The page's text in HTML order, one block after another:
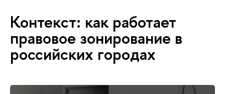
Контекст: как работает
правовое зонирование в
российских городах